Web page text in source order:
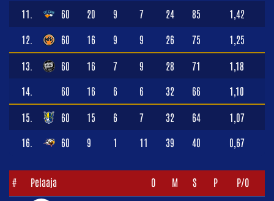
11. 60 20 9 7 24 85 1,42
12. 60 16 9 9 26 75 1,25
13. 60 16 7 9 28 71 1,18
14. 60 16 6 6 32 66 1,10
15. 60 15 6 7 32 64 1,07
16. 60 9 1 11 39 40 0,67
# Pelaaja O M S P P/O